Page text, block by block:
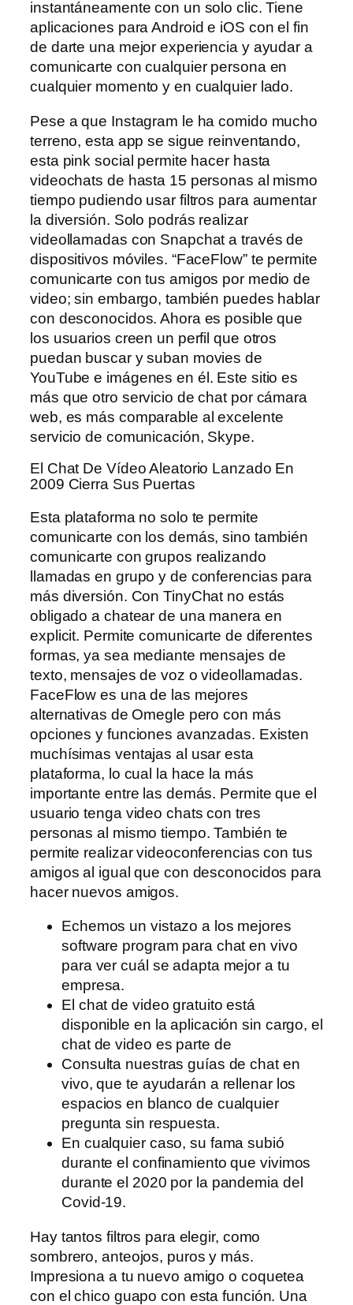
instantáneamente con un solo clic. Tiene
aplicaciones para Android e iOS con el fin
de darte una mejor experiencia y ayudar a
comunicarte con cualquier persona en
cualquier momento y en cualquier lado.
Pese a que Instagram le ha comido mucho
terreno, esta app se sigue reinventando,
esta pink social permite hacer hasta
videochats de hasta 15 personas al mismo
tiempo pudiendo usar filtros para aumentar
la diversión. Solo podrás realizar
videollamadas con Snapchat a través de
dispositivos móviles. “FaceFlow” te permite
comunicarte con tus amigos por medio de
video; sin embargo, también puedes hablar
con desconocidos. Ahora es posible que
los usuarios creen un perfil que otros
puedan buscar y suban movies de
YouTube e imágenes en él. Este sitio es
más que otro servicio de chat por cámara
web, es más comparable al excelente
servicio de comunicación, Skype.
El Chat De Vídeo Aleatorio Lanzado En
2009 Cierra Sus Puertas
Esta plataforma no solo te permite
comunicarte con los demás, sino también
comunicarte con grupos realizando
llamadas en grupo y de conferencias para
más diversión. Con TinyChat no estás
obligado a chatear de una manera en
explicit. Permite comunicarte de diferentes
formas, ya sea mediante mensajes de
texto, mensajes de voz o videollamadas.
FaceFlow es una de las mejores
alternativas de Omegle pero con más
opciones y funciones avanzadas. Existen
muchísimas ventajas al usar esta
plataforma, lo cual la hace la más
importante entre las demás. Permite que el
usuario tenga video chats con tres
personas al mismo tiempo. También te
permite realizar videoconferencias con tus
amigos al igual que con desconocidos para
hacer nuevos amigos.
Echemos un vistazo a los mejores
software program para chat en vivo
para ver cuál se adapta mejor a tu
empresa.
El chat de video gratuito está
disponible en la aplicación sin cargo, el
chat de video es parte de
Consulta nuestras guías de chat en
vivo, que te ayudarán a rellenar los
espacios en blanco de cualquier
pregunta sin respuesta.
En cualquier caso, su fama subió
durante el confinamiento que vivimos
durante el 2020 por la pandemia del
Covid-19.
Hay tantos filtros para elegir, como
sombrero, anteojos, puros y más.
Impresiona a tu nuevo amigo o coquetea
con el chico guapo con esta función. Una